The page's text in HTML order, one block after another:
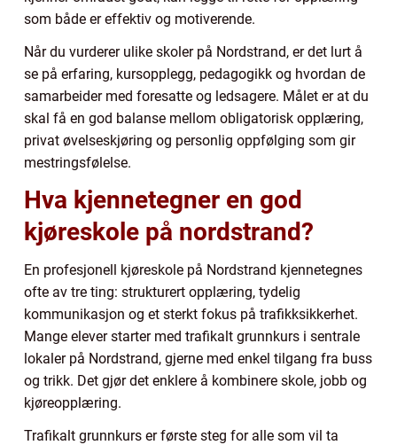
som både er effektiv og motiverende.
Når du vurderer ulike skoler på Nordstrand, er det lurt å
se på erfaring, kursopplegg, pedagogikk og hvordan de
samarbeider med foresatte og ledsagere. Målet er at du
skal få en god balanse mellom obligatorisk opplæring,
privat øvelseskjøring og personlig oppfølging som gir
mestringsfølelse.
Hva kjennetegner en god
kjøreskole på nordstrand?
En profesjonell kjøreskole på Nordstrand kjennetegnes
ofte av tre ting: strukturert opplæring, tydelig
kommunikasjon og et sterkt fokus på trafikksikkerhet.
Mange elever starter med trafikalt grunnkurs i sentrale
lokaler på Nordstrand, gjerne med enkel tilgang fra buss
og trikk. Det gjør det enklere å kombinere skole, jobb og
kjøreopplæring.
Trafikalt grunnkurs er første steg for alle som vil ta